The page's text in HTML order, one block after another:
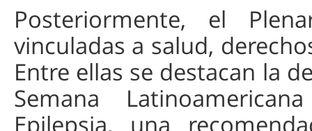
Posteriormente, el
vinculadas a salud,
Entre ellas se destacan la
Semana
Epilepsia, una